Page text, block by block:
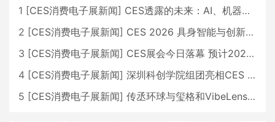
1 [CES消费电子展新闻] CES透露的未来：AI、机器人与智能生活大爆发
2 [CES消费电子展新闻] CES 2026 具身智能与创新领域 中国公司大放异彩
3 [CES消费电子展新闻] CES展会今日落幕 预计2026行业收入将超五千亿美元
4 [CES消费电子展新闻] 深圳科创学院组团亮相CES 广受好评
5 [CES消费电子展新闻] 传丞环球与玺格和VibeLens共同推出全新耳机